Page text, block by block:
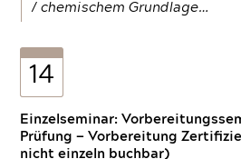
/ chemischem Grundlage…
14
Einzelseminar:
Prüfung — Vorbereitung
nicht einzeln buchbar)